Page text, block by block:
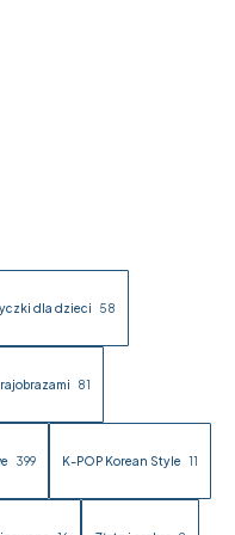
dla dzieci 58
81
399 K-POP Korean Style 11